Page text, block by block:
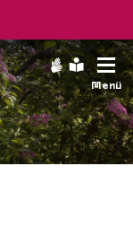
Menü
vor der